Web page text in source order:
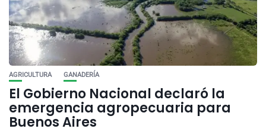
AGRICULTURA GANADERÍA
El Gobierno Nacional declaró la
emergencia agropecuaria para
Buenos Aires